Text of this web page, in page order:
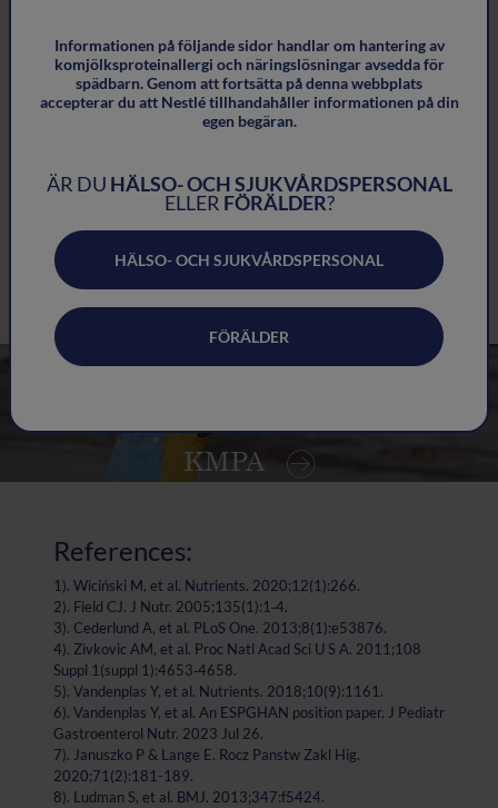
Observera: Ammande mödrar bör endast undvika mat och
dryck som barnet visar reaktioner på via bröstmjölken. Om
livsmedel onödigtvis tas bort från moderns kost kan det
påverka hennes näringsmässiga hälsa negativt, särskilt om
flera olika livsmedel, elimineras. Uteslutning av födoämnen
under amning bör ske under övervakning av dietist.
KMPA
References:
1). Wiciński M, et al. Nutrients. 2020;12(1):266.
2). Field CJ. J Nutr. 2005;135(1):1‐4.
3). Cederlund A, et al. PLoS One. 2013;8(1):e53876.
4). Zivkovic AM, et al. Proc Natl Acad Sci U S A. 2011;108
Suppl 1(suppl 1):4653‐4658.
5). Vandenplas Y, et al. Nutrients. 2018;10(9):1161.
6). Vandenplas Y, et al. An ESPGHAN position paper. J Pediatr
Gastroenterol Nutr. 2023 Jul 26.
7). Januszko P & Lange E. Rocz Panstw Zakl Hig.
2020;71(2):181-189.
8). Ludman S, et al. BMJ. 2013;347:f5424.
Informationen på följande sidor handlar om hantering av
komjölksproteinallergi och näringslösningar avsedda för
spädbarn. Genom att fortsätta på denna webbplats
accepterar du att Nestlé tillhandahåller informationen på din
egen begäran.
ÄR DU HÄLSO- OCH SJUKVÅRDSPERSONAL
ELLER FÖRÄLDER?
HÄLSO- OCH SJUKVÅRDSPERSONAL
FÖRÄLDER